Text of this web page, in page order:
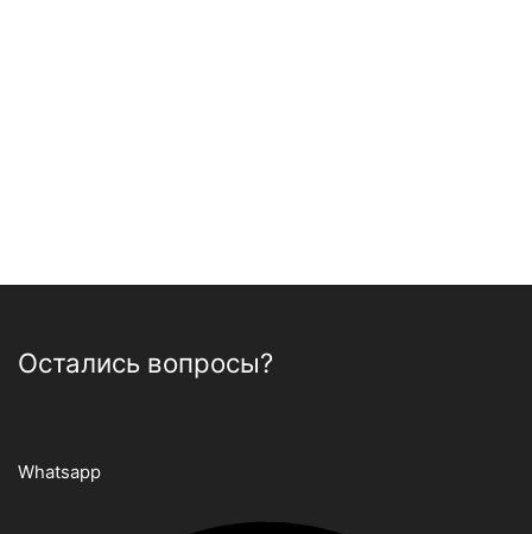
Остались вопросы?
Whatsapp